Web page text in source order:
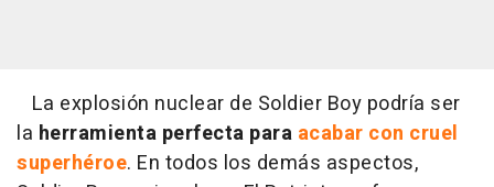
La explosión nuclear de Soldier Boy podría ser
la herramienta perfecta para acabar con cruel
superhéroe. En todos los demás aspectos,